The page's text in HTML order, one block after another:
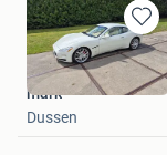
in
mark
Dussen